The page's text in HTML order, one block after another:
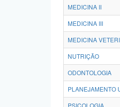
MEDICINA II
MEDICINA III
MEDICINA
NUTRIÇÃO
ODONTOLOGIA
PLANEJAMENTO
PSICOLOGIA